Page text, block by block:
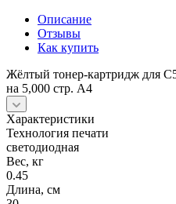
Описание
Отзывы
Как купить
Жёлтый тонер-картридж для
на 5,000 стр. A4
Характеристики
Технология печати
светодиодная
Вес, кг
0.45
Длина, см